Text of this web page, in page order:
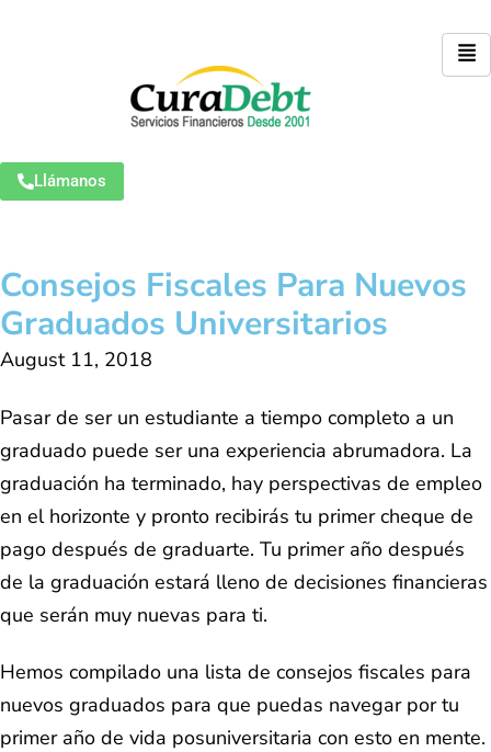
Llámanos
Consejos Fiscales Para Nuevos
Graduados Universitarios
August 11, 2018
Pasar de ser un estudiante a tiempo completo a un
graduado puede ser una experiencia abrumadora. La
graduación ha terminado, hay perspectivas de empleo
en el horizonte y pronto recibirás tu primer cheque de
pago después de graduarte. Tu primer año después
de la graduación estará lleno de decisiones financieras
que serán muy nuevas para ti.
Hemos compilado una lista de consejos fiscales para
nuevos graduados para que puedas navegar por tu
primer año de vida posuniversitaria con esto en mente.